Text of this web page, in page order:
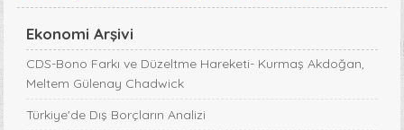
Ekonomi Arşivi
CDS-Bono Farkı ve Düzeltme Hareketi- Kurmaş Akdoğan,
Meltem Gülenay Chadwick
Türkiye'de Dış Borçların Analizi